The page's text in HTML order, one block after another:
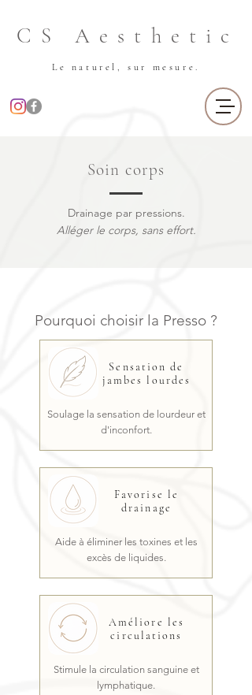
CS Aesthetic
Le naturel, sur mesure.
Soin corps
Drainage par pressions.
Alléger le corps, sans effort.
Pourquoi choisir la Presso ?
Sensation de
jambes lourdes
Soulage la sensation de lourdeur et
d'inconfort.
Favorise le
drainage
Aide à éliminer les toxines et les
excès de liquides.
Améliore les
circulations
Stimule la circulation sanguine et
lymphatique.